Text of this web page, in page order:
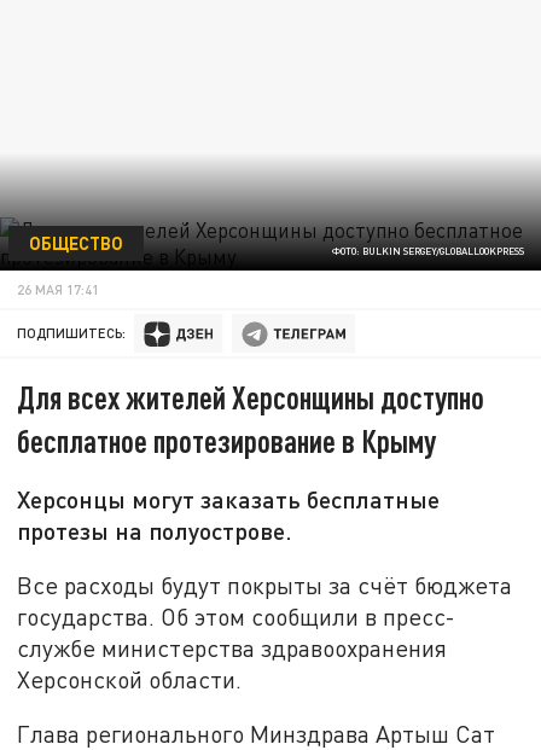
ФОТО: BULKIN SERGEY/GLOBALLOOKPRESS
ОБЩЕСТВО
26 МАЯ 17:41
ПОДПИШИТЕСЬ:
Для всех жителей Херсонщины доступно
бесплатное протезирование в Крыму
Херсонцы могут заказать бесплатные
протезы на полуострове.
Все расходы будут покрыты за счёт бюджета
государства. Об этом сообщили в пресс-
службе министерства здравоохранения
Херсонской области.
Глава регионального Минздрава Артыш Сат